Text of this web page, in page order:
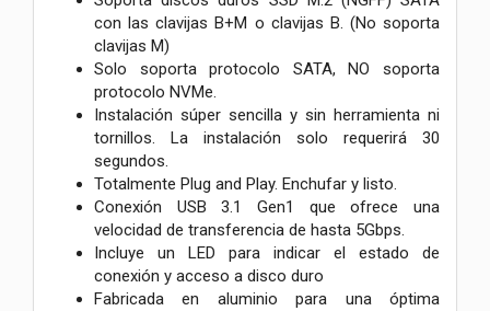
con las clavijas B+M o clavijas B. (No soporta
clavijas M)
Solo soporta protocolo SATA, NO soporta
protocolo NVMe.
Instalación súper sencilla y sin herramienta ni
tornillos. La instalación solo requerirá 30
segundos.
Totalmente Plug and Play. Enchufar y listo.
Conexión USB 3.1 Gen1 que ofrece una
velocidad de transferencia de hasta 5Gbps.
Incluye un LED para indicar el estado de
conexión y acceso a disco duro
Fabricada en aluminio para una óptima